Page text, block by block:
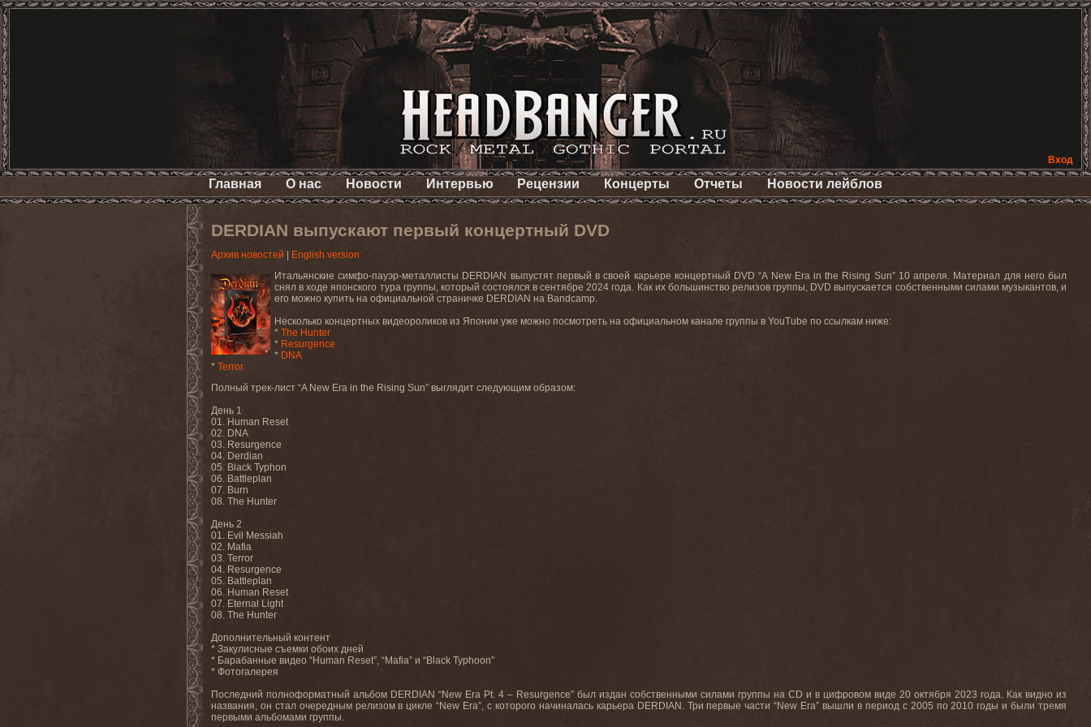
Вход
Главная О нас Новости Интервью Рецензии Концерты Отчеты Новости лейблов
DERDIAN выпускают первый концертный DVD
Архив новостей
English version
Итальянские симфо-пауэр-металлисты DERDIAN выпустят первый в своей карьере концертный DVD “A New Era in the Rising Sun” 10 апреля. Материал для него был
снял в ходе японского тура группы, который состоялся в сентябре 2024 года. Как их большинство релизов группы, DVD выпускается собственными силами музыкантов, и
его можно купить на официальной страничке DERDIAN на Bandcamp.
Несколько концертных видеороликов из Японии уже можно посмотреть на официальном канале группы в YouTube по ссылкам ниже:
* The Hunter
* Resurgence
* DNA
* Terror
Полный трек-лист “A New Era in the Rising Sun” выглядит следующим образом:
День 1
01. Human Reset
02. DNA
03. Resurgence
04. Derdian
05. Black Typhon
06. Battleplan
07. Burn
08. The Hunter
День 2
01. Evil Messiah
02. Mafia
03. Terror
04. Resurgence
05. Battleplan
06. Human Reset
07. Eternal Light
08. The Hunter
Дополнительный контент
* Закулисные съемки обоих дней
* Барабанные видео “Human Reset”, “Mafia” и “Black Typhoon”
* Фотогалерея
Последний полноформатный альбом DERDIAN “New Era Pt. 4 – Resurgence” был издан собственными силами группы на CD и в цифровом виде 20 октября 2023 года. Как видно из
названия, он стал очередным релизом в цикле “New Era”, с которого начиналась карьера DERDIAN. Три первые части “New Era” вышли в период с 2005 по 2010 годы и были тремя
первыми альбомами группы.